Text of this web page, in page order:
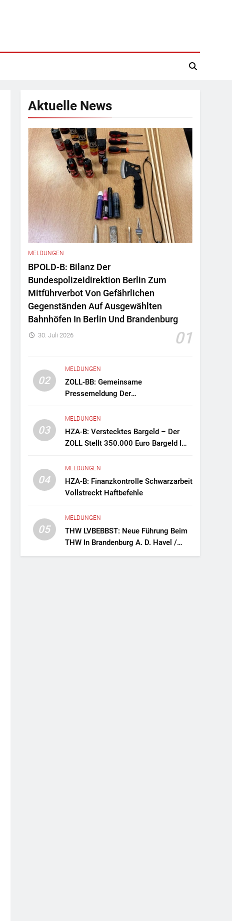
Aktuelle News
MELDUNGEN
BPOLD-B: Bilanz Der
Bundespolizeidirektion Berlin Zum
Mitführverbot Von Gefährlichen
Gegenständen Auf Ausgewählten
Bahnhöfen In Berlin Und Brandenburg
01
30. Juli 2026
02
MELDUNGEN
ZOLL-BB: Gemeinsame
Pressemeldung Der
Zollfahndungsamtes Berlin-
Brandenburg Zollfahndung Hebt
Mutmaßliches Drogenlabor Aus
03
MELDUNGEN
HZA-B: Verstecktes Bargeld – Der
ZOLL Stellt 350.000 Euro Bargeld Im
04
MELDUNGEN
HZA-B: Finanzkontrolle Schwarzarbeit
Vollstreckt Haftbefehle
05
MELDUNGEN
THW LVBEBBST: Neue Führung Beim
THW In Brandenburg A. D. Havel /
Zwei Frauen An Der Spitze Des